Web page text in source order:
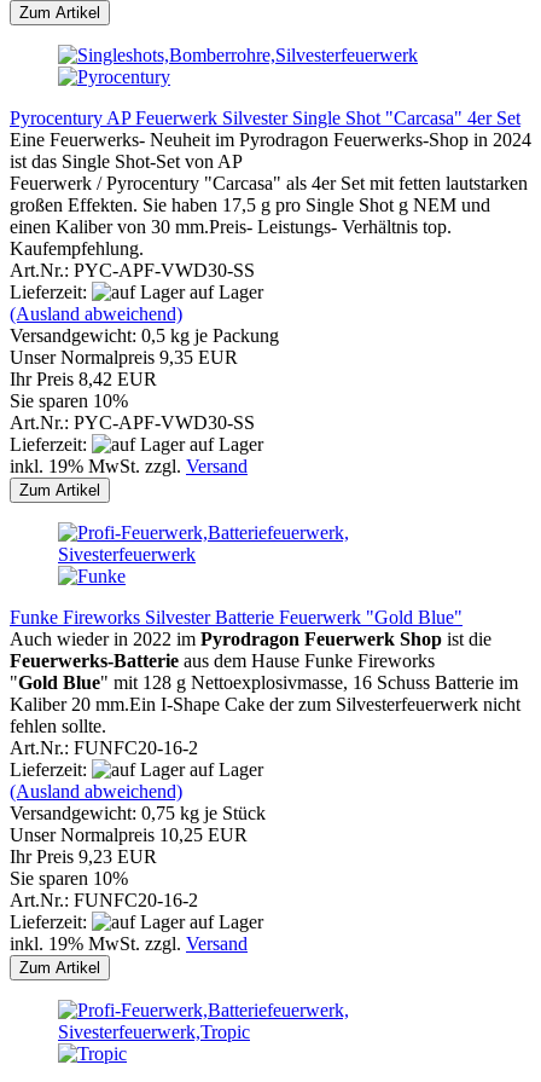
Zum Artikel
Pyrocentury AP Feuerwerk Silvester Single Shot "Carcasa" 4er Set
Eine Feuerwerks- Neuheit im Pyrodragon Feuerwerks-Shop in 2024
ist das Single Shot-Set von AP
Feuerwerk / Pyrocentury "Carcasa" als 4er Set mit fetten lautstarken
großen Effekten. Sie haben 17,5 g pro Single Shot g NEM und
einen Kaliber von 30 mm.Preis- Leistungs- Verhältnis top.
Kaufempfehlung.
Art.Nr.: PYC-APF-VWD30-SS
Lieferzeit:
auf Lager
(Ausland abweichend)
Versandgewicht: 0,5 kg je Packung
Unser Normalpreis 9,35 EUR
Ihr Preis 8,42 EUR
Sie sparen 10%
Art.Nr.: PYC-APF-VWD30-SS
Lieferzeit:
auf Lager
inkl. 19% MwSt. zzgl. Versand
Zum Artikel
Funke Fireworks Silvester Batterie Feuerwerk "Gold Blue"
Auch wieder in 2022 im Pyrodragon Feuerwerk Shop ist die
Feuerwerks-Batterie aus dem Hause Funke Fireworks
"Gold Blue" mit 128 g Nettoexplosivmasse, 16 Schuss Batterie im
Kaliber 20 mm.Ein I-Shape Cake der zum Silvesterfeuerwerk nicht
fehlen sollte.
Art.Nr.: FUNFC20-16-2
Lieferzeit:
auf Lager
(Ausland abweichend)
Versandgewicht: 0,75 kg je Stück
Unser Normalpreis 10,25 EUR
Ihr Preis 9,23 EUR
Sie sparen 10%
Art.Nr.: FUNFC20-16-2
Lieferzeit:
auf Lager
inkl. 19% MwSt. zzgl. Versand
Zum Artikel